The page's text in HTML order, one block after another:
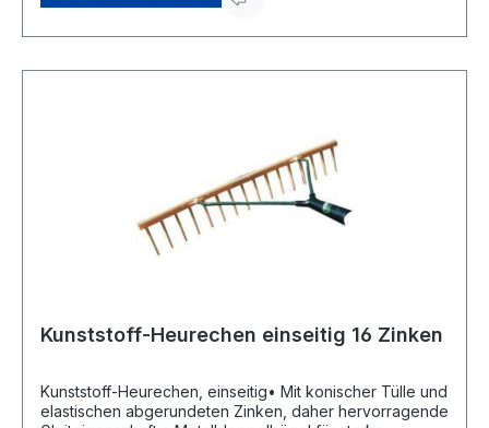
Kunststoff-Heurechen einseitig 16 Zinken
Kunststoff-Heurechen, einseitig• Mit konischer Tülle und
elastischen abgerundeten Zinken, daher hervorragende